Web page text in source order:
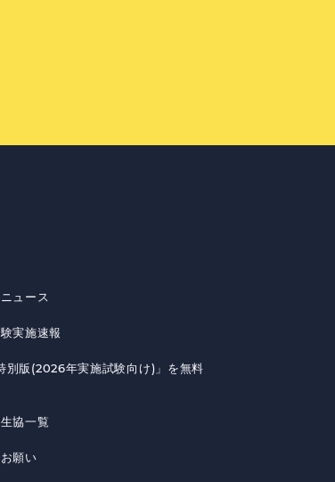
ュース
実施速報
別版(2026年実施試験向け)」を無料
協一覧
願い